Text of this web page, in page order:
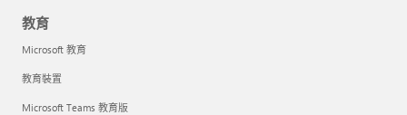
教育
Microsoft 教育
教育裝置
Microsoft Teams 教育版